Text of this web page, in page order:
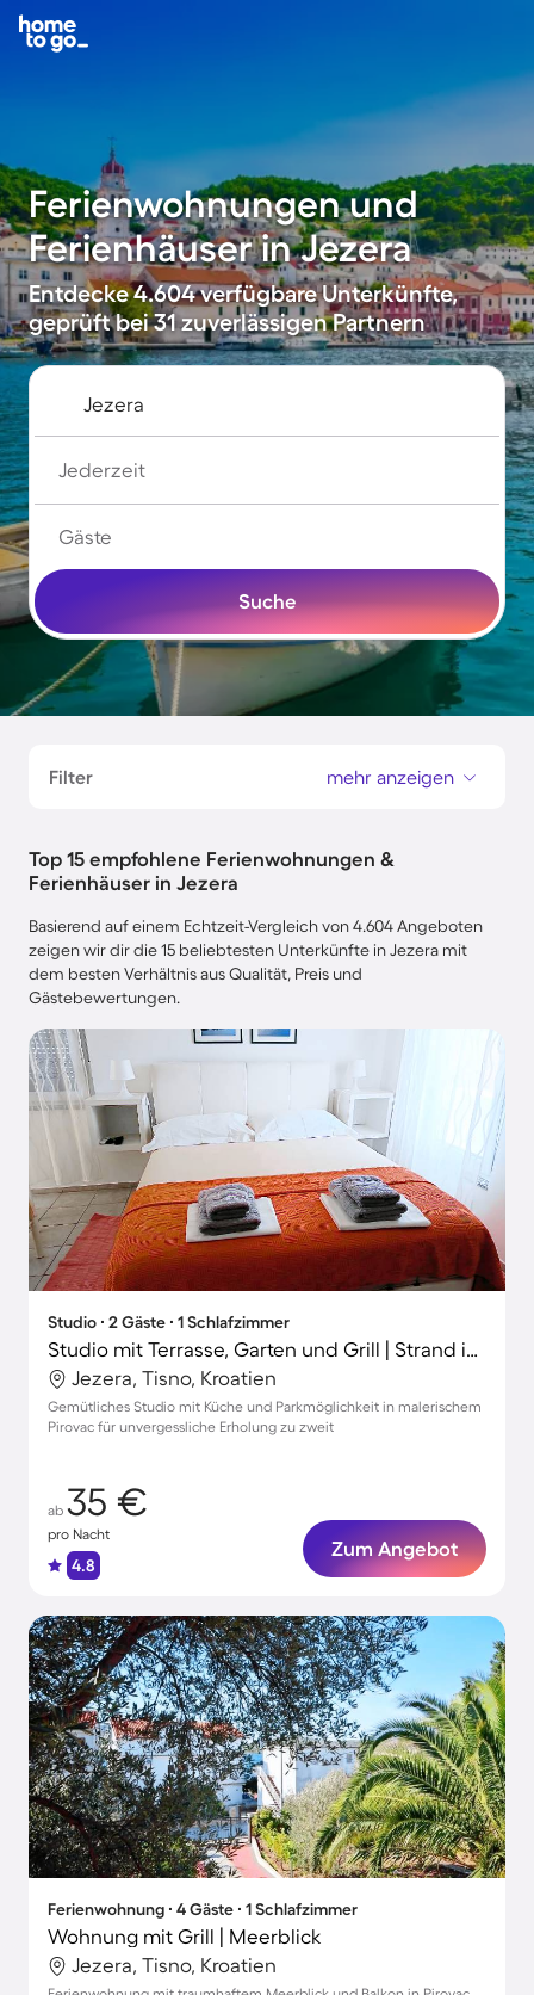
Ferienwohnungen und
Ferienhäuser in Jezera
Entdecke 4.604 verfügbare Unterkünfte,
geprüft bei 31 zuverlässigen Partnern
Jederzeit
Gäste
Suche
Filter mehr anzeigen
Top 15 empfohlene Ferienwohnungen &
Ferienhäuser in Jezera
Basierend auf einem Echtzeit-Vergleich von 4.604 Angeboten
zeigen wir dir die 15 beliebtesten Unterkünfte in Jezera mit
dem besten Verhältnis aus Qualität, Preis und
Gästebewertungen.
Studio ∙ 2 Gäste ∙ 1 Schlafzimmer
Studio mit Terrasse, Garten und Grill | Strand in der Nähe
Jezera, Tisno, Kroatien
Gemütliches Studio mit Küche und Parkmöglichkeit in malerischem
Pirovac für unvergessliche Erholung zu zweit
ab 35 €
pro Nacht
4.8
Zum Angebot
Ferienwohnung ∙ 4 Gäste ∙ 1 Schlafzimmer
Wohnung mit Grill | Meerblick
Jezera, Tisno, Kroatien